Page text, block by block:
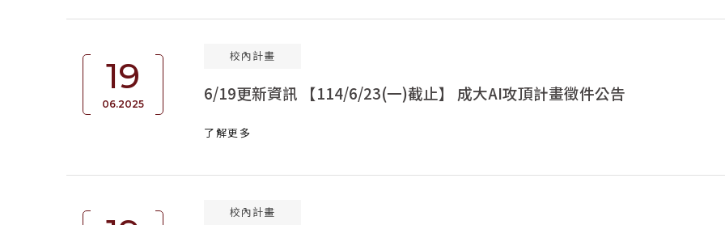
19
06.2025
校內計畫
6/19更新資訊 【114/6/23(一)截止】 成大AI攻頂計畫徵件公告
了解更多
校內計畫